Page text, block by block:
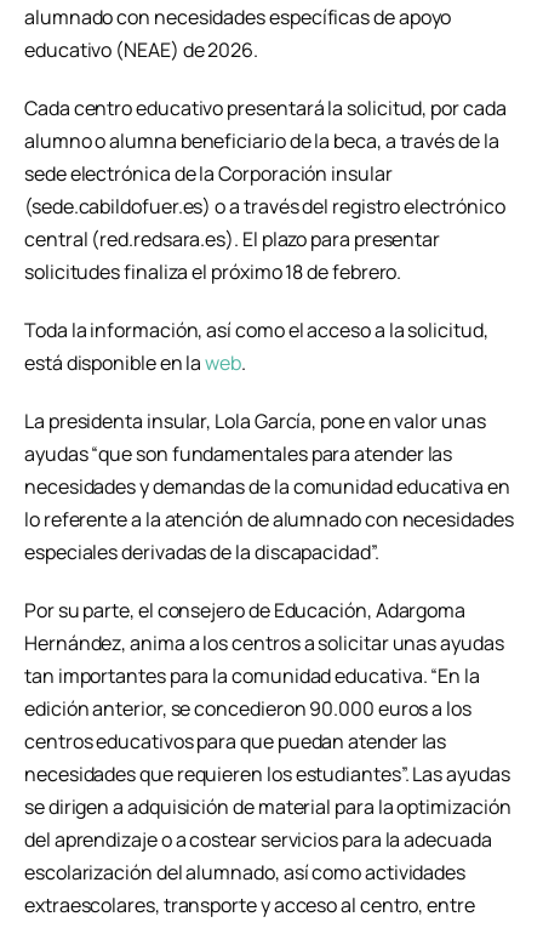
alumnado con necesidades específicas de apoyo
educativo (NEAE) de 2026.
Cada centro educativo presentará la solicitud, por cada
alumno o alumna beneficiario de la beca, a través de la
sede electrónica de la Corporación insular
(sede.cabildofuer.es) o a través del registro electrónico
central (red.redsara.es). El plazo para presentar
solicitudes finaliza el próximo 18 de febrero.
Toda la información, así como el acceso a la solicitud,
está disponible en laweb.
La presidenta insular, Lola García, pone en valor unas
ayudas “que son fundamentales para atender las
necesidades y demandas de la comunidad educativa en
lo referente a la atención de alumnado con necesidades
especiales derivadas de la discapacidad”.
Por su parte, el consejero de Educación, Adargoma
Hernández, anima a los centros a solicitar unas ayudas
tan importantes para la comunidad educativa. “En la
edición anterior, se concedieron 90.000 euros a los
centros educativos para que puedan atender las
necesidades que requieren los estudiantes”. Las ayudas
se dirigen a adquisición de material para la optimización
del aprendizaje o a costear servicios para la adecuada
escolarización del alumnado, así como actividades
extraescolares, transporte y acceso al centro, entre